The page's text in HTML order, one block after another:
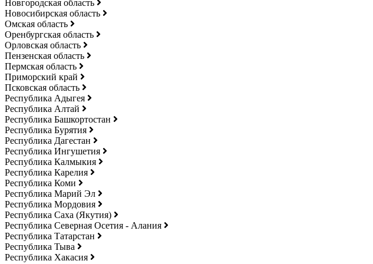
Новгородская область
Новосибирская область
Омская область
Оренбургская область
Орловская область
Пензенская область
Пермская область
Приморский край
Псковская область
Республика Адыгея
Республика Алтай
Республика Башкортостан
Республика Бурятия
Республика Дагестан
Республика Ингушетия
Республика Калмыкия
Республика Карелия
Республика Коми
Республика Марий Эл
Республика Мордовия
Республика Саха (Якутия)
Республика Северная Осетия - Алания
Республика Татарстан
Республика Тыва
Республика Хакасия